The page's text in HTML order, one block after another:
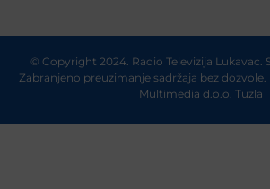
© Copyright 2024. Radio Televizija Lukavac.
Zabranjeno preuzimanje sadržaja bez
Multimedia d.o.o. Tuzla